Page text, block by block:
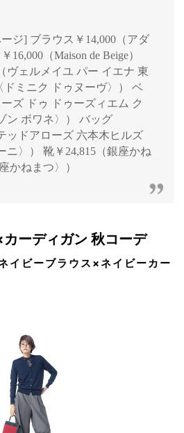
ジ] ブラウス￥14,000（アダ
16,000（Maison de Beige）
ヴェルメイユ パー イエナ 東
ミニク ドゥヌーヴ〉） ベ
ズ ドゥ ドゥーズィエム ク
ン ボワネ〉） バッグ
ッドアローズ 六本木ヒルズ
ニ〉） 靴￥24,815（銀座かね
かねまつ〉）
ーディガン 秋コーデ
イビーブラウス×ネイビーカー